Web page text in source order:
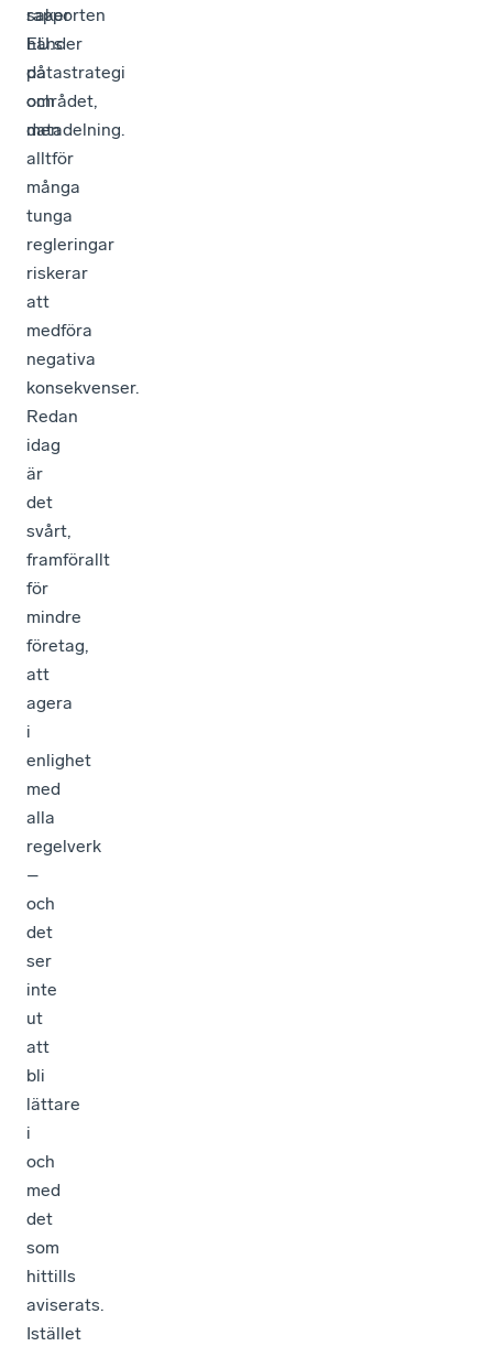
rapporten
EU:s
datastrategi
och
datadelning.
saker
händer
på
området,
men
alltför
många
tunga
regleringar
riskerar
att
medföra
negativa
konsekvenser.
Redan
idag
är
det
svårt,
framförallt
för
mindre
företag,
att
agera
i
enlighet
med
alla
regelverk
–
och
det
ser
inte
ut
att
bli
lättare
i
och
med
det
som
hittills
aviserats.
Istället